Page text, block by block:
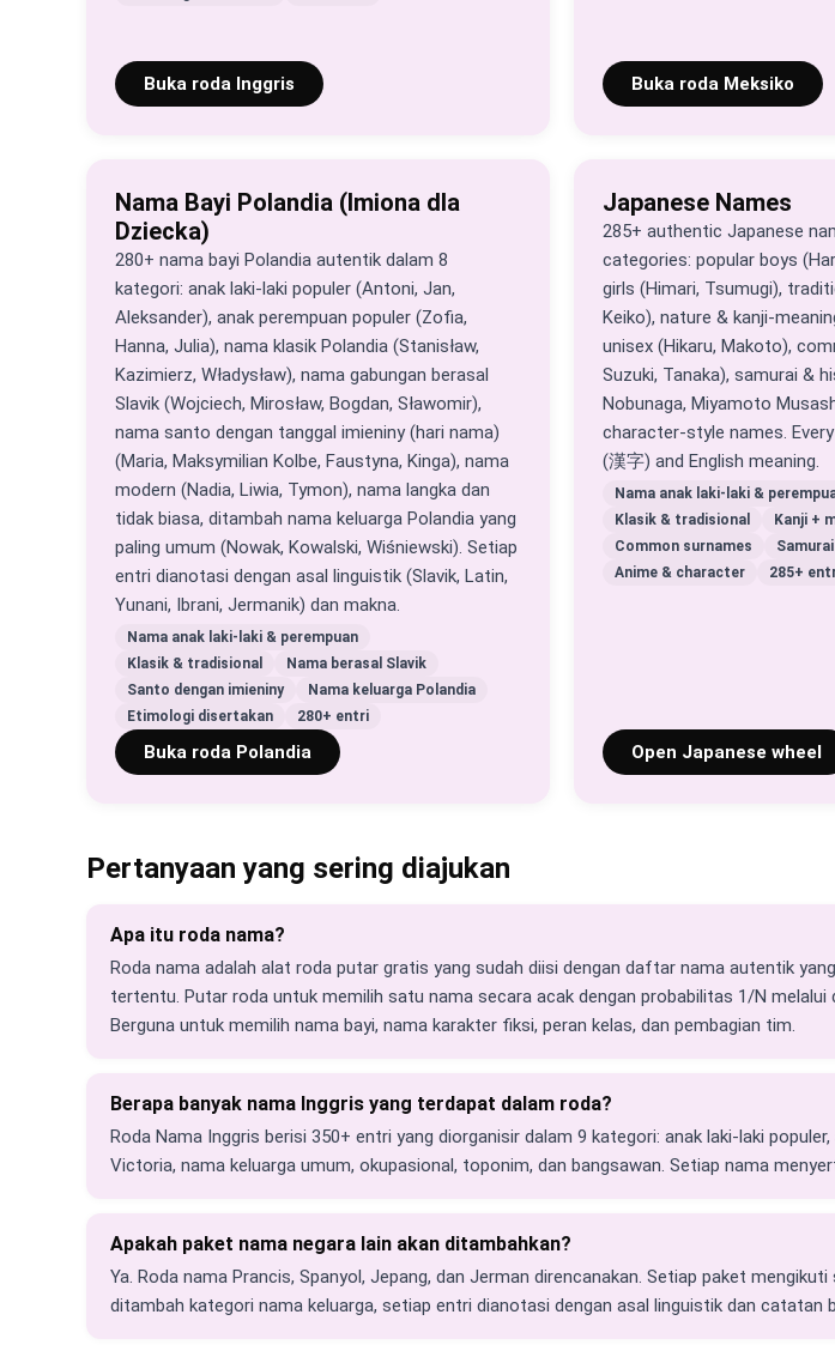
Buka roda Inggris Buka roda Meksiko
Nama Bayi Polandia (Imiona dla
Dziecka)
280+ nama bayi Polandia autentik dalam 8
kategori: anak laki-laki populer (Antoni, Jan,
Aleksander), anak perempuan populer (Zofia,
Hanna, Julia), nama klasik Polandia (Stanisław,
Kazimierz, Władysław), nama gabungan berasal
Slavik (Wojciech, Mirosław, Bogdan, Sławomir),
nama santo dengan tanggal imieniny (hari nama)
(Maria, Maksymilian Kolbe, Faustyna, Kinga), nama
modern (Nadia, Liwia, Tymon), nama langka dan
tidak biasa, ditambah nama keluarga Polandia yang
paling umum (Nowak, Kowalski, Wiśniewski). Setiap
entri dianotasi dengan asal linguistik (Slavik, Latin,
Yunani, Ibrani, Jermanik) dan makna.
Nama anak laki-laki & perempuan
Klasik & tradisional
Nama berasal Slavik
Santo dengan imieniny
Nama keluarga Polandia
Etimologi disertakan
280+ entri
Buka roda Polandia
Japanese Names
285+ authentic Japanese
categories: popular boys
girls (Himari, Tsumugi),
Keiko), nature & kanji-
unisex (Hikaru, Makoto),
Suzuki, Tanaka), samurai &
Nobunaga, Miyamoto
character-style names.
(漢字) and English meaning.
Nama anak laki-laki &
Klasik & tradisional
Kanji +
Common surnames
Anime & character
285+
Open Japanese wheel
Pertanyaan yang sering diajukan
Apa itu roda nama?
Roda nama adalah alat roda putar gratis yang sudah diisi dengan daftar nama autentik
tertentu. Putar roda untuk memilih satu nama secara acak dengan probabilitas 1/N melalui
Berguna untuk memilih nama bayi, nama karakter fiksi, peran kelas, dan pembagian tim.
Berapa banyak nama Inggris yang terdapat dalam roda?
Roda Nama Inggris berisi 350+ entri yang diorganisir dalam 9 kategori: anak laki-laki
Victoria, nama keluarga umum, okupasional, toponim, dan bangsawan. Setiap nama
Apakah paket nama negara lain akan ditambahkan?
Ya. Roda nama Prancis, Spanyol, Jepang, dan Jerman direncanakan. Setiap paket
ditambah kategori nama keluarga, setiap entri dianotasi dengan asal linguistik dan catatan